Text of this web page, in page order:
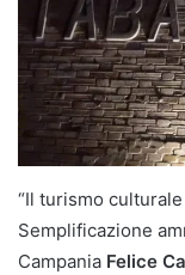
“Il turismo
Semplificazione
Campania Felice